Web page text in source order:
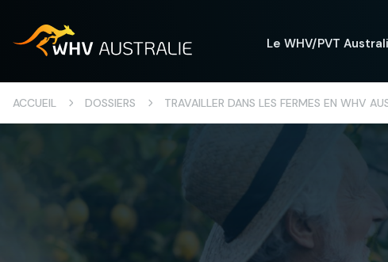
Le WHV/PVT
ACCUEIL DOSSIERS TRAVAILLER DANS LES FERMES EN WHV